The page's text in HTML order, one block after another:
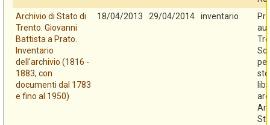
Archivio di Stato di
Trento. Giovanni
Battista a Prato.
Inventario
dell'archivio (1816 -
1883, con
documenti dal 1783
e fino al 1950)
18/04/2013 29/04/2014 inventario